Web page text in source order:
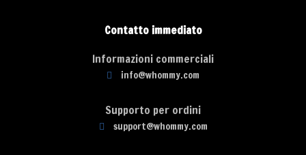
Contatto immediato
Informazioni commerciali
info@whommy.com
Supporto per ordini
support@whommy.com